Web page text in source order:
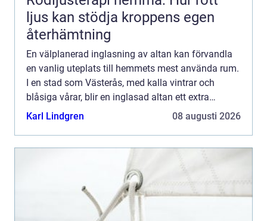
ljus kan stödja kroppens egen
återhämtning
En välplanerad inglasning av altan kan förvandla
en vanlig uteplats till hemmets mest använda rum.
I en stad som Västerås, med kalla vintrar och
blåsiga vårar, blir en inglasad altan ett extra
skyddat vardagsrum där familjen kan umgås stora
Karl Lindgren 08 augusti 2026